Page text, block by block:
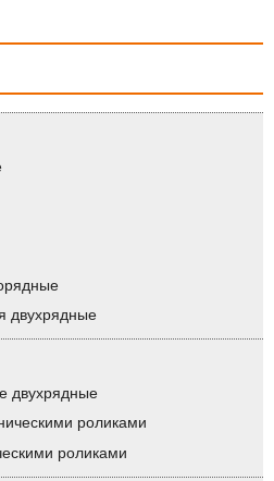
двухрядные
двухрядные
роликами
роликами